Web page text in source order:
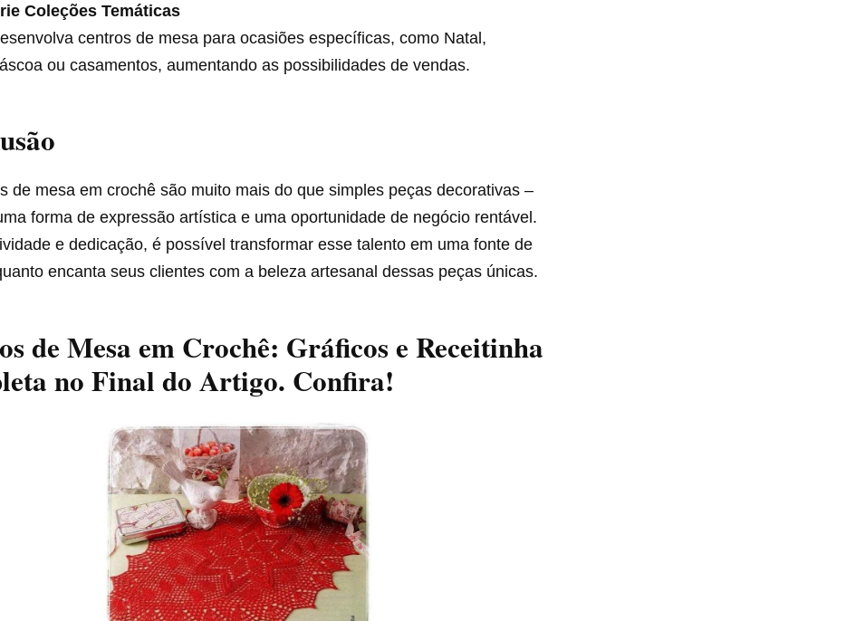
Coleções Temáticas
centros de mesa para ocasiões específicas, como Natal,
ou casamentos, aumentando as possibilidades de vendas.
de mesa em crochê são muito mais do que simples peças decorativas –
forma de expressão artística e uma oportunidade de negócio rentável.
e dedicação, é possível transformar esse talento em uma fonte de
encanta seus clientes com a beleza artesanal dessas peças únicas.
de Mesa em Crochê: Gráficos e Receitinha
no Final do Artigo. Confira!